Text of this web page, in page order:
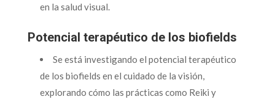
en la salud visual.
Potencial terapéutico de los biofields
Se está investigando el potencial terapéutico
de los biofields en el cuidado de la visión,
explorando cómo las prácticas como Reiki y